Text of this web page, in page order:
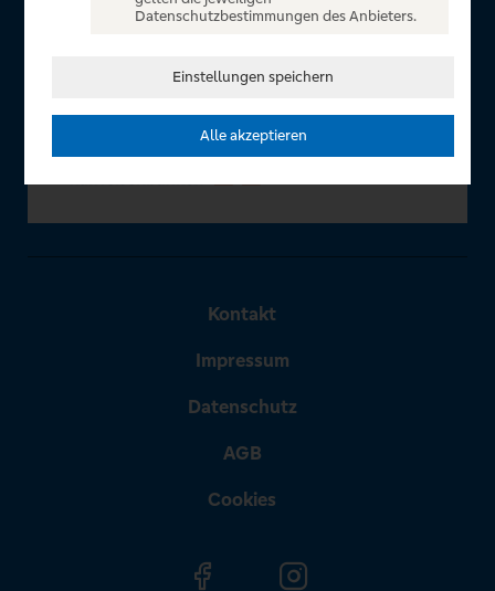
In Zusammenarbeit mit
Kontakt
Impressum
Datenschutz
AGB
Cookies
Datenschutzbestimmungen des Anbieters.
Einstellungen speichern
Alle akzeptieren